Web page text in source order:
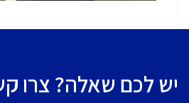
יש לכם שאלה? צרו